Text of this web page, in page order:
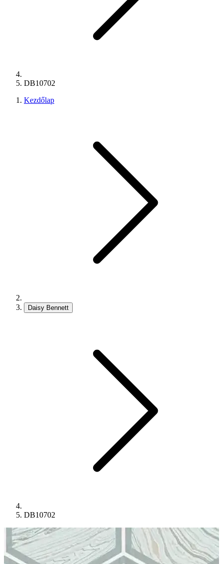
DB10702
Kezdőlap
Daisy Bennett
DB10702